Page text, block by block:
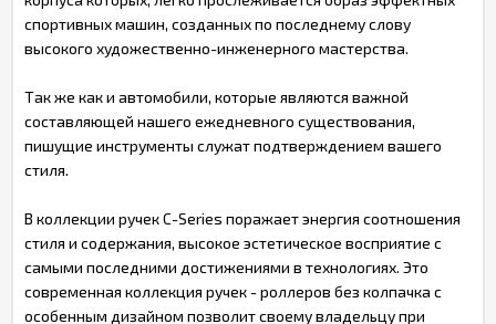
спортивных машин, созданных по последнему слову
высокого художественно-инженерного мастерства.
Так же как и автомобили, которые являются важной
составляющей нашего ежедневного существования,
пишущие инструменты служат подтверждением вашего
стиля.
В коллекции ручек C-Series поражает энергия соотношения
стиля и содержания, высокое эстетическое восприятие с
самыми последними достижениями в технологиях. Это
современная коллекция ручек - роллеров без колпачка с
особенным дизайном позволит своему владельцу при